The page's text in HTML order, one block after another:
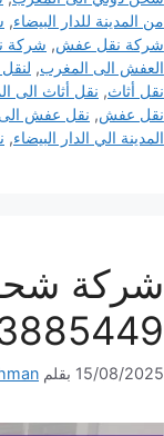
من المدينة للدار البيضاء,
شركة نقل عفش, شركة
العفش الى المغرب,
نقل أثاث, نقل أثاث الى
نقل عفش, نقل عفش
المدينة الي الدار البيضاء,
شركة
0553885449– ثقة
15/08/2025 بقلم